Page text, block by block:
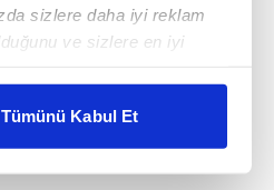
sizlere daha iyi reklam
ve sizlere en iyi
gösterilmeyecektir."
Tümünü Kabul Et